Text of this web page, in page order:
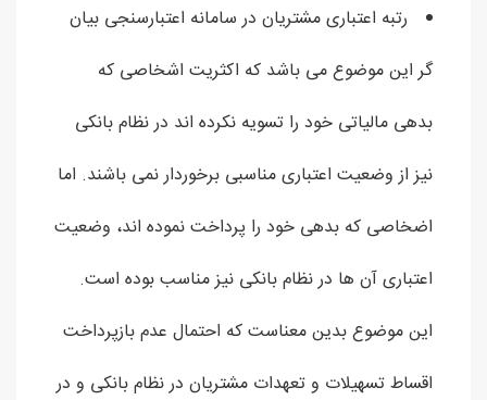
رتبه اعتباری مشتریان در سامانه اعتبارسنجی بیان
گر این موضوع می باشد که اکثریت اشخاصی که
بدهی مالیاتی خود را تسویه نکرده اند در نظام بانکی
نیز از وضعیت اعتباری مناسبی برخوردار نمی باشند. اما
اضخاصی که بدهی خود را پرداخت نموده اند، وضعیت
اعتباری آن ها در نظام بانکی نیز مناسب بوده است.
این موضوع بدین معناست که احتمال عدم بازپرداخت
اقساط تسهیلات و تعهدات مشتریان در نظام بانکی و در